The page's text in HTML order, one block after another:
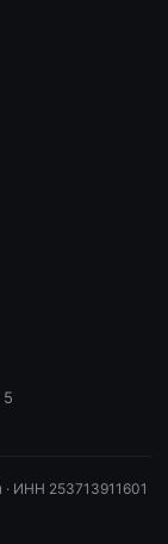
5
ИНН 253713911601